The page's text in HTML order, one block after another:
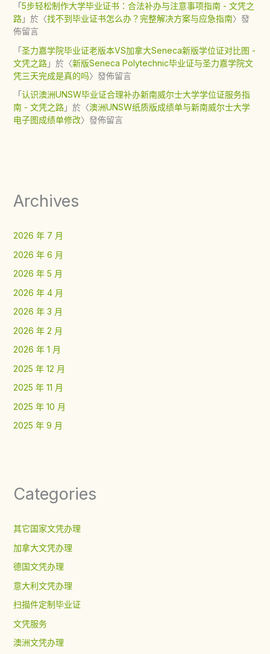
「5步轻松制作大学毕业证书：合法补办与注意事项指南 - 文凭之
路」於〈找不到毕业证书怎么办？完整解决方案与应急指南〉發
佈留言
「圣力嘉学院毕业证老版本VS加拿大Seneca新版学位证对比图 -
文凭之路」於〈新版Seneca Polytechnic毕业证与圣力嘉学院文
凭三天完成是真的吗〉發佈留言
「认识澳洲UNSW毕业证合理补办新南威尔士大学学位证服务指
南 - 文凭之路」於〈澳洲UNSW纸质版成绩单与新南威尔士大学
电子图成绩单修改〉發佈留言
Archives
2026 年 7 月
2026 年 6 月
2026 年 5 月
2026 年 4 月
2026 年 3 月
2026 年 2 月
2026 年 1 月
2025 年 12 月
2025 年 11 月
2025 年 10 月
2025 年 9 月
Categories
其它国家文凭办理
加拿大文凭办理
德国文凭办理
意大利文凭办理
扫描件定制毕业证
文凭服务
澳洲文凭办理